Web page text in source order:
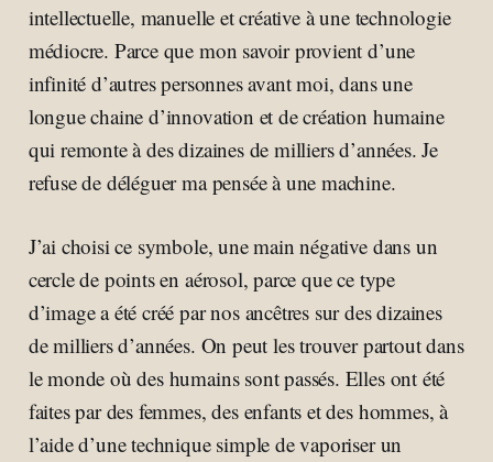
intellectuelle, manuelle et créative à une technologie
médiocre. Parce que mon savoir provient d’une
infinité d’autres personnes avant moi, dans une
longue chaine d’innovation et de création humaine
qui remonte à des dizaines de milliers d’années. Je
refuse de déléguer ma pensée à une machine.
J’ai choisi ce symbole, une main négative dans un
cercle de points en aérosol, parce que ce type
d’image a été créé par nos ancêtres sur des dizaines
de milliers d’années. On peut les trouver partout dans
le monde où des humains sont passés. Elles ont été
faites par des femmes, des enfants et des hommes, à
l’aide d’une technique simple de vaporiser un